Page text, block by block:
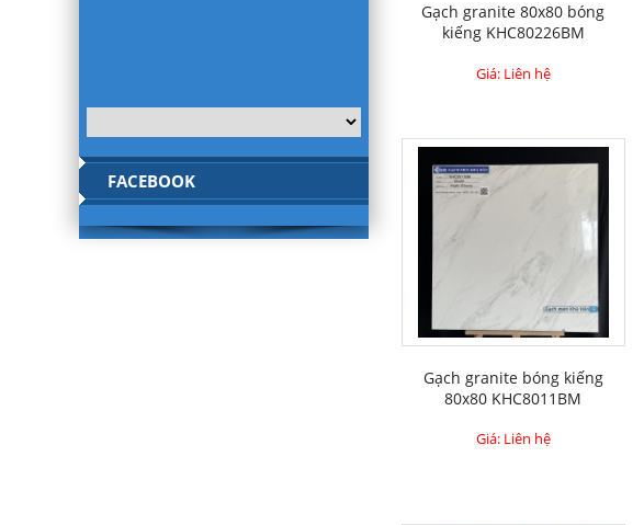
Gạch granite 80x80 bóng
kiếng KHC80226BM
Giá: Liên hệ
Gạch granite bóng kiếng
80x80 KHC8011BM
Giá: Liên hệ
FACEBOOK